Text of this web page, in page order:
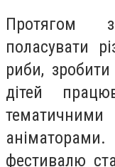
Протягом
поласувати
риби,
дітей
тематичними
фестивалю